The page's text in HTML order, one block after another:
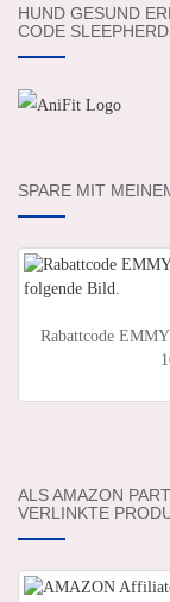
HUND GESUND
CODE
SPARE MIT
Rabattcode
ALS AMAZON
VERLINKTE